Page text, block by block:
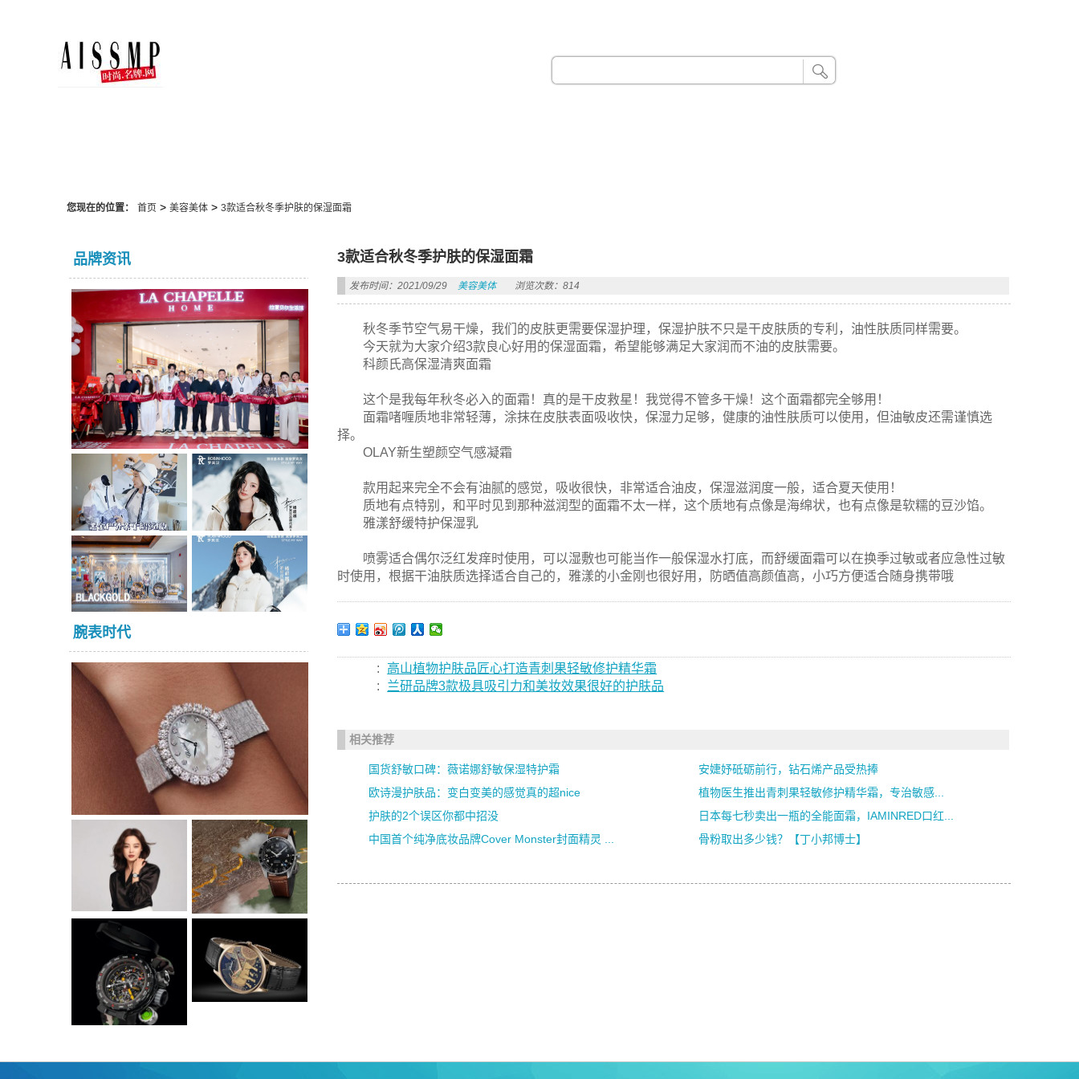
您现在的位置： 首页> 美容美体> 3款适合秋冬季护肤的保湿面霜
品牌资讯
腕表时代
3款适合秋冬季护肤的保湿面霜
发布时间：2021/09/29 美容美体 浏览次数：814
秋冬季节空气易干燥，我们的皮肤更需要保湿护理，保湿护肤不只是干皮肤质的专利，油性肤质同样需要。
今天就为大家介绍3款良心好用的保湿面霜，希望能够满足大家润而不油的皮肤需要。
科颜氏高保湿清爽面霜
这个是我每年秋冬必入的面霜！真的是干皮救星！我觉得不管多干燥！这个面霜都完全够用！
面霜啫喱质地非常轻薄，涂抹在皮肤表面吸收快，保湿力足够，健康的油性肤质可以使用，但油敏皮还需谨慎选
择。
OLAY新生塑颜空气感凝霜
款用起来完全不会有油腻的感觉，吸收很快，非常适合油皮，保湿滋润度一般，适合夏天使用！
质地有点特别，和平时见到那种滋润型的面霜不太一样，这个质地有点像是海绵状，也有点像是软糯的豆沙馅。
雅漾舒缓特护保湿乳
喷雾适合偶尔泛红发痒时使用，可以湿敷也可能当作一般保湿水打底，而舒缓面霜可以在换季过敏或者应急性过敏
时使用，根据干油肤质选择适合自己的，雅漾的小金刚也很好用，防晒值高颜值高，小巧方便适合随身携带哦
:
高山植物护肤品匠心打造青刺果轻敏修护精华霜
:
兰研品牌3款极具吸引力和美妆效果很好的护肤品
相关推荐
国货舒敏口碑：薇诺娜舒敏保湿特护霜
安婕妤砥砺前行，钻石烯产品受热捧
欧诗漫护肤品：变白变美的感觉真的超nice
植物医生推出青刺果轻敏修护精华霜，专治敏感...
护肤的2个误区你都中招没
日本每七秒卖出一瓶的全能面霜，IAMINRED口红...
中国首个纯净底妆品牌Cover Monster封面精灵 ...
骨粉取出多少钱？【丁小邦博士】